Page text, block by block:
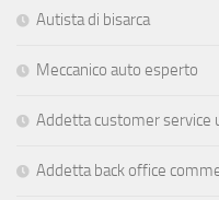
Autista di bisarca
Meccanico auto esperto
Addetta customer service
Addetta back office